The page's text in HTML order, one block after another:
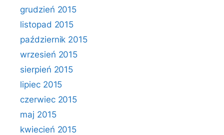
grudzień 2015
listopad 2015
październik 2015
wrzesień 2015
sierpień 2015
lipiec 2015
czerwiec 2015
maj 2015
kwiecień 2015